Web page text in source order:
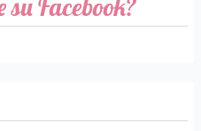
Facebook?